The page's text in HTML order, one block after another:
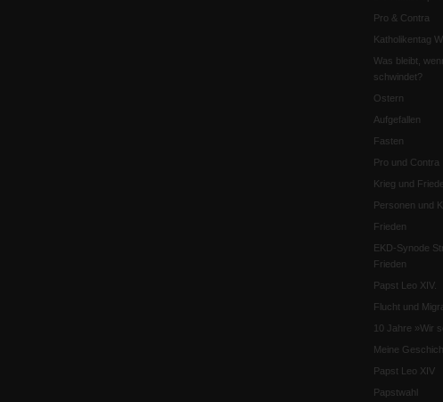
Pro & Contra
Katholikentag
Was bleibt,
schwindet?
Ostern
Aufgefallen
Fasten
Pro und Contra
Krieg und
Personen und
Frieden
EKD-Synode
Frieden
Papst Leo XIV.
Flucht und
10 Jahre »Wir
Meine
Papst Leo XIV
Papstwahl